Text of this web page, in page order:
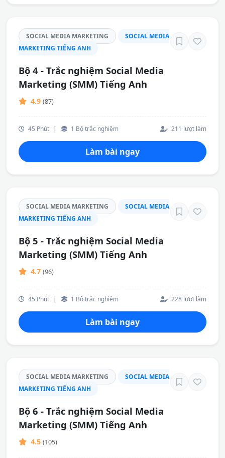
SOCIAL MEDIA MARKETING
SOCIAL MEDIA
MARKETING TIẾNG ANH
Bộ 4 - Trắc nghiệm Social Media
Marketing (SMM) Tiếng Anh
4.9 (87)
45 Phút | 1 Bộ trắc nghiệm 211 lượt làm
Làm bài ngay
SOCIAL MEDIA MARKETING
SOCIAL MEDIA
MARKETING TIẾNG ANH
Bộ 5 - Trắc nghiệm Social Media
Marketing (SMM) Tiếng Anh
4.7 (96)
45 Phút | 1 Bộ trắc nghiệm 228 lượt làm
Làm bài ngay
SOCIAL MEDIA MARKETING
SOCIAL MEDIA
MARKETING TIẾNG ANH
Bộ 6 - Trắc nghiệm Social Media
Marketing (SMM) Tiếng Anh
4.5 (105)